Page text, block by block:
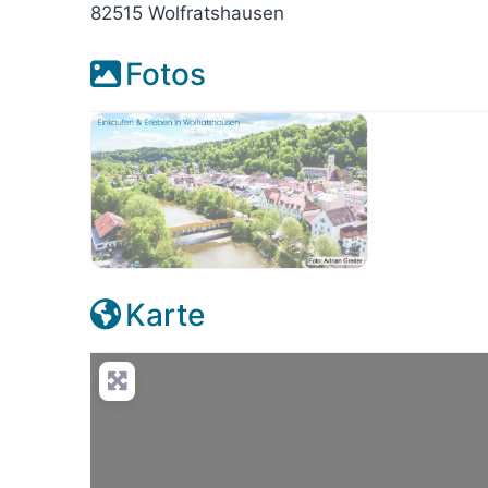
82515 Wolfratshausen
Fotos
Karte